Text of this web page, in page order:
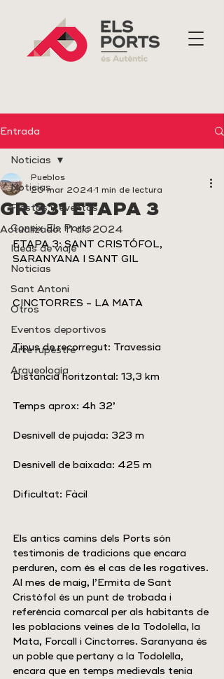
Entrada
Noticias
Fiestas y eventos
Coneix Els Ports
Ideas de viaje
Noticias
Sant Antoni
Otros
Eventos deportivos
Arte rupestre
Arqueología
Noticias
GR 331 ETAPA 3
Pueblos
20 mar 2024 1 min de lectura
Actualizado: 11 dic 2024
ETAPA 3: SANT CRISTÓFOL,
SARANYANA I SANT GIL
CINCTORRES - LA MATA
Tipus de recorregut: Travessia
Distància horitzontal: 13,3 km
Temps aprox: 4h 32’
Desnivell de pujada: 323 m
Desnivell de baixada: 425 m
Dificultat: Fàcil
Els antics camins dels Ports són
testimonis de tradicions que encara
perduren, com és el cas de les rogatives.
Al mes de maig, l’Ermita de Sant
Cristòfol és un punt de trobada i
referència comarcal per als habitants de
les poblacions veïnes de la Todolella, la
Mata, Forcall i Cinctorres. Saranyana és
un poble que pertany a la Todolella,
encara que en temps medievals tenia